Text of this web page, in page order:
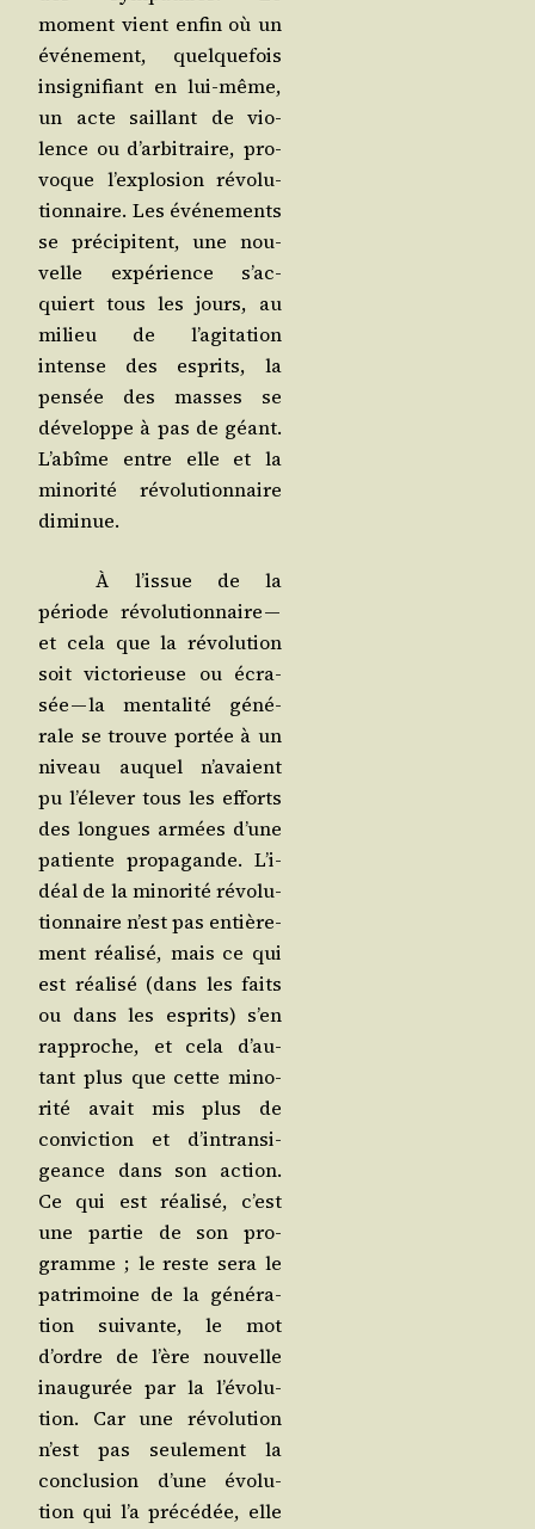
moment vient enfin où un
évé­ne­ment, quel­que­fois
insi­gni­fiant en lui-même,
un acte saillant de vio­
lence ou d’ar­bi­traire, pro­
voque l’ex­plo­sion révo­lu­
tion­naire. Les évé­ne­ments
se pré­ci­pitent, une nou­
velle expé­rience s’ac­
quiert tous les jours, au
milieu de l’a­gi­ta­tion
intense des esprits, la
pen­sée des masses se
déve­loppe à pas de géant.
L’a­bîme entre elle et la
mino­ri­té révo­lu­tion­naire
diminue.
À l’is­sue de la
période révo­lu­tion­naire —
et cela que la révo­lu­tion
soit vic­to­rieuse ou écra­
sée — la men­ta­li­té géné­
rale se trouve por­tée à un
niveau auquel n’a­vaient
pu l’é­le­ver tous les efforts
des longues armées d’une
patiente pro­pa­gande. L’i­
déal de la mino­ri­té révo­lu­
tion­naire n’est pas entiè­re­
ment réa­li­sé, mais ce qui
est réa­li­sé (dans les faits
ou dans les esprits) s’en
rap­proche, et cela d’au­
tant plus que cette mino­
ri­té avait mis plus de
convic­tion et d’in­tran­si­
geance dans son action.
Ce qui est réa­li­sé, c’est
une par­tie de son pro­
gramme ; le reste sera le
patri­moine de la géné­ra­
tion sui­vante, le mot
d’ordre de l’ère nou­velle
inau­gu­rée par la l’é­vo­lu­
tion. Car une révo­lu­tion
n’est pas seule­ment la
conclu­sion d’une évo­lu­
tion qui l’a pré­cé­dée, elle